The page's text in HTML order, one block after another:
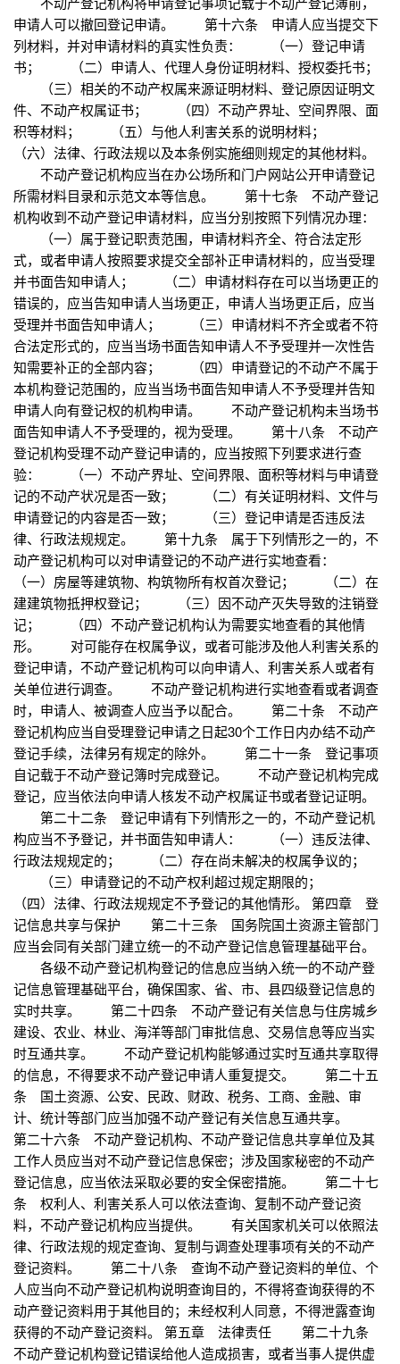
申请人可以撤回登记申请。 第十六条 申请人应当提交下
列材料，并对申请材料的真实性负责： （一）登记申请
书； （二）申请人、代理人身份证明材料、授权委托书；
（三）相关的不动产权属来源证明材料、登记原因证明文
件、不动产权属证书； （四）不动产界址、空间界限、面
积等材料； （五）与他人利害关系的说明材料；
（六）法律、行政法规以及本条例实施细则规定的其他材料。
不动产登记机构应当在办公场所和门户网站公开申请登记
所需材料目录和示范文本等信息。 第十七条 不动产登记
机构收到不动产登记申请材料，应当分别按照下列情况办理：
（一）属于登记职责范围，申请材料齐全、符合法定形
式，或者申请人按照要求提交全部补正申请材料的，应当受理
并书面告知申请人； （二）申请材料存在可以当场更正的
错误的，应当告知申请人当场更正，申请人当场更正后，应当
受理并书面告知申请人； （三）申请材料不齐全或者不符
合法定形式的，应当当场书面告知申请人不予受理并一次性告
知需要补正的全部内容； （四）申请登记的不动产不属于
本机构登记范围的，应当当场书面告知申请人不予受理并告知
申请人向有登记权的机构申请。 不动产登记机构未当场书
面告知申请人不予受理的，视为受理。 第十八条 不动产
登记机构受理不动产登记申请的，应当按照下列要求进行查
验： （一）不动产界址、空间界限、面积等材料与申请登
记的不动产状况是否一致； （二）有关证明材料、文件与
申请登记的内容是否一致； （三）登记申请是否违反法
律、行政法规规定。 第十九条 属于下列情形之一的，不
动产登记机构可以对申请登记的不动产进行实地查看：
（一）房屋等建筑物、构筑物所有权首次登记； （二）在
建建筑物抵押权登记； （三）因不动产灭失导致的注销登
记； （四）不动产登记机构认为需要实地查看的其他情
形。 对可能存在权属争议，或者可能涉及他人利害关系的
登记申请，不动产登记机构可以向申请人、利害关系人或者有
关单位进行调查。 不动产登记机构进行实地查看或者调查
时，申请人、被调查人应当予以配合。 第二十条 不动产
登记机构应当自受理登记申请之日起30个工作日内办结不动产
登记手续，法律另有规定的除外。 第二十一条 登记事项
自记载于不动产登记簿时完成登记。 不动产登记机构完成
登记，应当依法向申请人核发不动产权属证书或者登记证明。
第二十二条 登记申请有下列情形之一的，不动产登记机
构应当不予登记，并书面告知申请人： （一）违反法律、
行政法规规定的； （二）存在尚未解决的权属争议的；
（三）申请登记的不动产权利超过规定期限的；
（四）法律、行政法规规定不予登记的其他情形。 第四章 登
记信息共享与保护 第二十三条 国务院国土资源主管部门
应当会同有关部门建立统一的不动产登记信息管理基础平台。
各级不动产登记机构登记的信息应当纳入统一的不动产登
记信息管理基础平台，确保国家、省、市、县四级登记信息的
实时共享。 第二十四条 不动产登记有关信息与住房城乡
建设、农业、林业、海洋等部门审批信息、交易信息等应当实
时互通共享。 不动产登记机构能够通过实时互通共享取得
的信息，不得要求不动产登记申请人重复提交。 第二十五
条 国土资源、公安、民政、财政、税务、工商、金融、审
计、统计等部门应当加强不动产登记有关信息互通共享。
第二十六条 不动产登记机构、不动产登记信息共享单位及其
工作人员应当对不动产登记信息保密；涉及国家秘密的不动产
登记信息，应当依法采取必要的安全保密措施。 第二十七
条 权利人、利害关系人可以依法查询、复制不动产登记资
料，不动产登记机构应当提供。 有关国家机关可以依照法
律、行政法规的规定查询、复制与调查处理事项有关的不动产
登记资料。 第二十八条 查询不动产登记资料的单位、个
人应当向不动产登记机构说明查询目的，不得将查询获得的不
动产登记资料用于其他目的；未经权利人同意，不得泄露查询
获得的不动产登记资料。 第五章 法律责任 第二十九条
不动产登记机构登记错误给他人造成损害，或者当事人提供虚